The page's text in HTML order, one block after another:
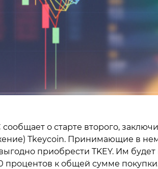
о старте второго,
Tkeycoin. Принимающие в
приобрести TKEY. Им будет
процентов к общей сумме